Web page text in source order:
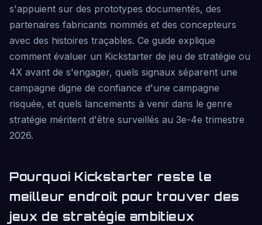
s'appuient sur des prototypes documentés, des
partenaires fabricants nommés et des concepteurs
avec des histoires traçables. Ce guide explique
comment évaluer un Kickstarter de jeu de stratégie ou
4X avant de s'engager, quels signaux séparent une
campagne digne de confiance d'une campagne
risquée, et quels lancements à venir dans le genre
stratégie méritent d'être surveillés au 3e-4e trimestre
2026.
Pourquoi Kickstarter reste le
meilleur endroit pour trouver des
jeux de stratégie ambitieux